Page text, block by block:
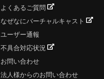
よくあるご質問
なぜなにバーチャルキャスト
ユーザー通報
不具合対応状況
お問い合わせ
法人様からのお問い合わせ